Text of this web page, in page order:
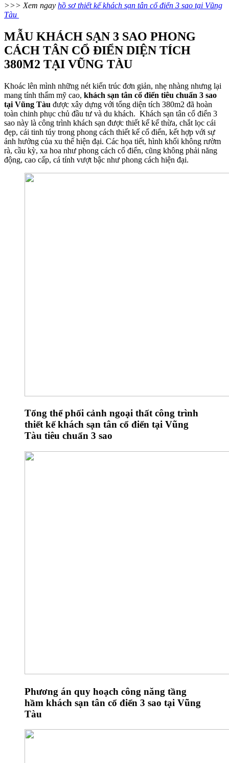
>>> Xem ngay hồ sơ thiết kế khách sạn tân cổ điển 3 sao tại Vũng
Tàu
MẪU KHÁCH SẠN 3 SAO PHONG
CÁCH TÂN CỔ ĐIỂN DIỆN TÍCH
380M2 TẠI VŨNG TÀU
Khoác lên mình những nét kiến trúc đơn giản, nhẹ nhàng nhưng lại
mang tính thẩm mỹ cao, khách sạn tân cổ điển tiêu chuẩn 3 sao
tại Vũng Tàu được xây dựng với tổng diện tích 380m2 đã hoàn
toàn chinh phục chủ đầu tư và du khách. Khách sạn tân cổ điển 3
sao này là công trình khách sạn được thiết kế kế thừa, chắt lọc cái
đẹp, cái tinh túy trong phong cách thiết kế cổ điển, kết hợp với sự
ảnh hưởng của xu thế hiện đại. Các họa tiết, hình khối không rườm
rà, cầu kỳ, xa hoa như phong cách cổ điển, cũng không phải năng
động, cao cấp, cá tính vượt bậc như phong cách hiện đại.
Tổng thể phối cảnh ngoại thất công trình
thiết kế khách sạn tân cổ điển tại Vũng
Tàu tiêu chuẩn 3 sao
Phương án quy hoạch công năng tầng
hầm khách sạn tân cổ điển 3 sao tại Vũng
Tàu